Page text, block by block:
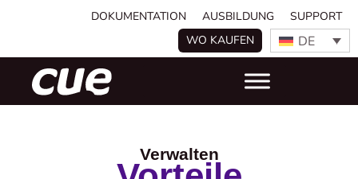
DOKUMENTATION AUSBILDUNG
SUPPORT
WO KAUFEN
DE
Verwalten